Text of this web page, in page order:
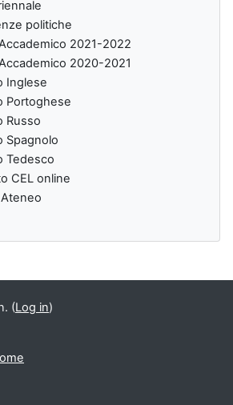
politiche
2021-2022
2020-2021
Inglese
Portoghese
Russo
Spagnolo
Tedesco
CEL online
blocks
(Log in)